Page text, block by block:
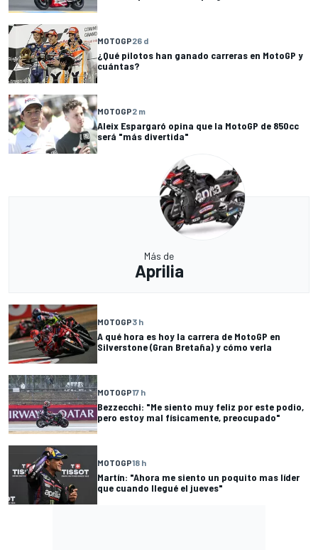
MOTOGP26 d
¿Qué pilotos han ganado carreras en MotoGP y
cuántas?
MOTOGP2 m
Aleix Espargaró opina que la MotoGP de 850cc
será "más divertida"
Más de
Aprilia
MOTOGP3 h
A qué hora es hoy la carrera de MotoGP en
Silverstone (Gran Bretaña) y cómo verla
MOTOGP17 h
Bezzecchi: "Me siento muy feliz por este podio,
pero estoy mal físicamente, preocupado"
MOTOGP18 h
Martín: "Ahora me siento un poquito mas líder
que cuando llegué el jueves"